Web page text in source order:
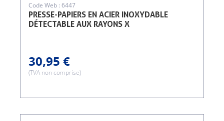
PRESSE-PAPIERS EN ACIER INOXYDABLE
DÉTECTABLE AUX RAYONS X
Code Web : 6447
30,95 €
(TVA non comprise)